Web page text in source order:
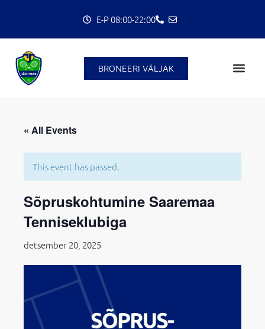
content
E-P 08:00-22:00
BRONEERI VÄLJAK
« All Events
This event has passed.
Sõpruskohtumine Saaremaa
Tenniseklubiga
detsember 20, 2025